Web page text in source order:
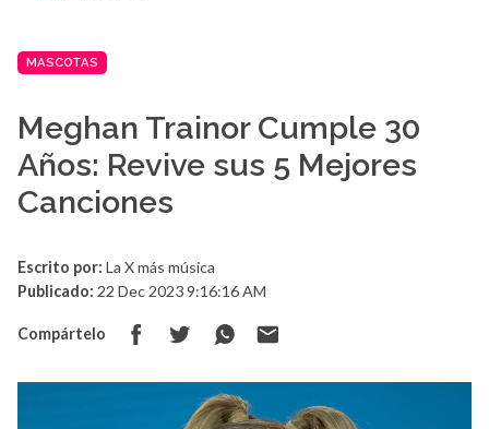
MASCOTAS
Meghan Trainor Cumple 30
Años: Revive sus 5 Mejores
Canciones
Escrito por: La X más música
Publicado: 22 Dec 2023 9:16:16 AM
Compártelo